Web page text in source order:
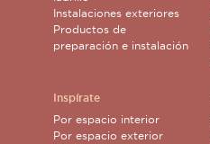
Instalaciones exteriores
Productos de
preparación e instalación
Inspírate
Por espacio interior
Por espacio exterior